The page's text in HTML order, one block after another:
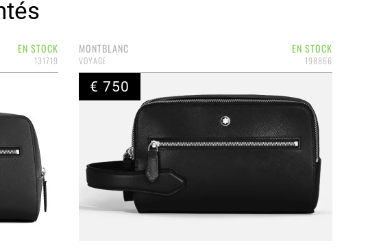
EN STOCK
131719
EN STOCK
MONTBLANC
198866
VOYAGE
€ 750